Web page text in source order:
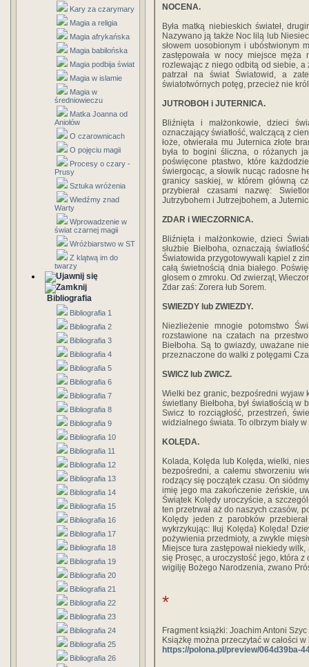
Kary za czarymary
Magia a religia
Magia afrykańska
Magia babilońska
Magia podbija świat
Magia w islamie
Magia w
średniowieczu
Matka Joanna od
Aniołów
O czarownicach
O pojęciu magii
Procesy o czary -
Prusy
Sztuka wróżenia
Wiedźmy znad
Warty
Wprowadzenie w
świat czarnej magii
Wróżbiarstwo w ST
Z klątwą im do
twarzy
Bibliografia
Bibliografia 1
Bibliografia 2
Bibliografia 3
Bibliografia 4
Bibliografia 5
Bibliografia 6
Bibliografia 7
Bibliografia 8
Bibliografia 9
Bibliografia 10
Bibliografia 11
Bibliografia 12
Bibliografia 13
Bibliografia 14
Bibliografia 15
Bibliografia 16
Bibliografia 17
Bibliografia 18
Bibliografia 19
Bibliografia 20
Bibliografia 21
Bibliografia 22
Bibliografia 23
Bibliografia 24
Bibliografia 25
Bibliografia 26
NOCENA.
Była matką niebieskich świateł,
Nazywano ją także Noc lilą lub
słowem uosobionym i ubóstwionym
zastępowała w nocy miejsce męża
rozlewając z niego odbitą od siebie, a
patrzał na świat Światowid, a
światotwórnych potęg, przecież nie
JUTROBOH i JUTERNICA.
Bliźnięta i małżonkowie, dzieci
oznaczający światłość, walczącą z
łoże, otwierała mu Juternica złote
była to bogini śliczna, o różanych
poświęcone ptastwo, które
świergocąc, a słowik nucąc radosne
granicy saskiej, w którem główną
przybierał czasami nazwę:
Jutrzybohem i Jutrzejbohem, a
ZDAR i WIECZORNICA.
Bliźnięta i małżonkowie, dzieci
służbie Biełboha, oznaczają
Światowida przygotowywali kąpiel z
całą świetnością dnia białego.
głosem o zmroku. Od zwierząt,
Zdar zaś: Zorera łub Sorem.
SWIEZDY lub ZWIEZDY.
Niezlieżenie mnogie potomstwo
rozstawione na czatach na
Biełboha. Są to gwiazdy, uważane
przeznaczone do walki z potęgami
SWICZ lub ZWICZ.
Wielki bez granic, bezpośredni wyjaw
świetlany Biełboha, był światłością
Swicz to rozciągłość, przestrzeń,
widzialnego świata. To olbrzym biały w
KOLĘDA.
Kolada, Kolęda lub Kolęda, wielki,
bezpośredni, a całemu stworzeniu
rodzący się początek czasu. On
imię jego ma zakończenie żeńskie,
Świątek Kolędy uroczyście, a
ten przetrwał aż do naszych czasów,
Kolędy jeden z parobków
wykrzykując: Iłuj Kolęda} Kolęda!
pożywienia przedmioty, a zwykle
Miejsce tura zastępował niekiedy
się Prosęc, a uroczystość jego, która z
wigilję Bożego Narodzenia, zwano
*
Fragment książki: Joachim Antoni
Książkę można przeczytać w całości
https://polona.pl/preview/064d39ba-